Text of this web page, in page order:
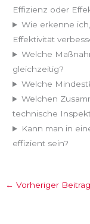
Effizienz oder
Wie erkenne
Effektivität
Welche
gleichzeitig?
Welche
Welchen
technische
Kann man in
effizient sein?
← Vorheriger Beitrag